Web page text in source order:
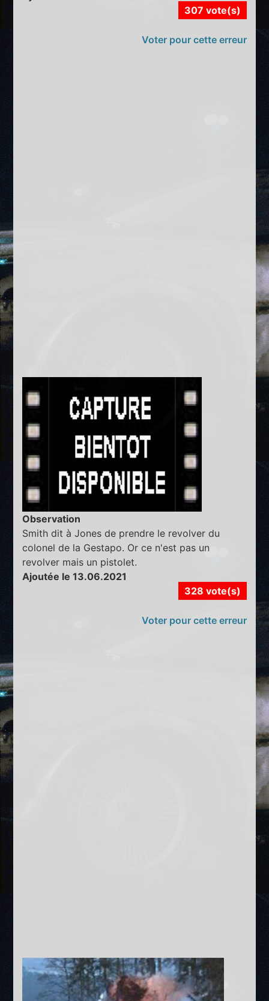
307 vote(s)
Voter pour cette erreur
Observation
Smith dit à Jones de prendre le revolver du
colonel de la Gestapo. Or ce n'est pas un
revolver mais un pistolet.
Ajoutée le 13.06.2021
328 vote(s)
Voter pour cette erreur